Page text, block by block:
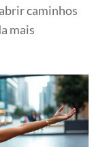
caminhos
mais